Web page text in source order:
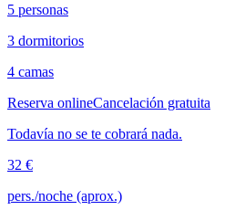
5 personas
3 dormitorios
4 camas
Reserva onlineCancelación gratuita
Todavía no se te cobrará nada.
32 €
pers./noche (aprox.)